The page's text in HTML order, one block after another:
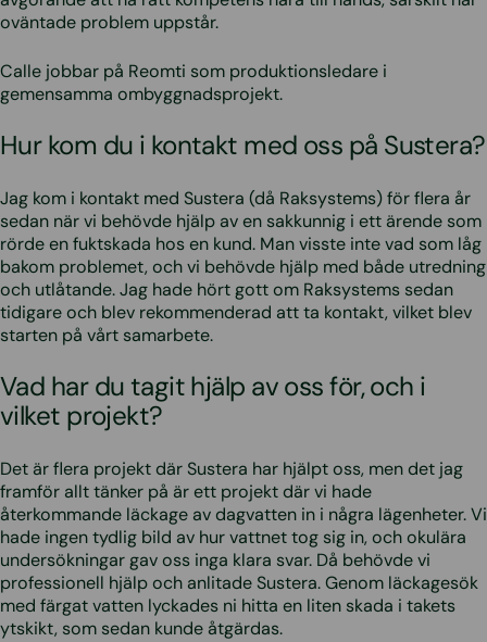
oväntade problem uppstår.
Calle jobbar på Reomti som produktionsledare i
gemensamma ombyggnadsprojekt.
Hur kom du i kontakt med oss på Sustera?
Jag kom i kontakt med Sustera (då Raksystems) för flera år
sedan när vi behövde hjälp av en sakkunnig i ett ärende som
rörde en fuktskada hos en kund. Man visste inte vad som låg
bakom problemet, och vi behövde hjälp med både utredning
och utlåtande. Jag hade hört gott om Raksystems sedan
tidigare och blev rekommenderad att ta kontakt, vilket blev
starten på vårt samarbete.
Vad har du tagit hjälp av oss för, och i
vilket projekt?
Det är flera projekt där Sustera har hjälpt oss, men det jag
framför allt tänker på är ett projekt där vi hade
återkommande läckage av dagvatten in i några lägenheter. Vi
hade ingen tydlig bild av hur vattnet tog sig in, och okulära
undersökningar gav oss inga klara svar. Då behövde vi
professionell hjälp och anlitade Sustera. Genom läckagesök
med färgat vatten lyckades ni hitta en liten skada i takets
ytskikt, som sedan kunde åtgärdas.